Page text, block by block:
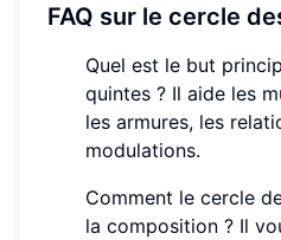
FAQ sur le cercle
Quel est le but
quintes ? Il aide les
les armures, les
modulations.
Comment le cercle
la composition ? Il